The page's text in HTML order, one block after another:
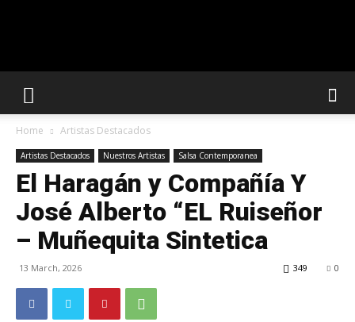
Solar
Club
Home Artistas Destacados
Artistas Destacados Nuestros Artistas Salsa Contemporanea
El Haragán y Compañía Y
José Alberto “EL Ruiseñor
– Muñequita Sintetica
13 March, 2026 0
349